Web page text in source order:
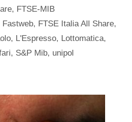
, FTSE-MIB
Fastweb, FTSE Italia All Share,
, L'Espresso, Lottomatica,
, S&P Mib, unipol